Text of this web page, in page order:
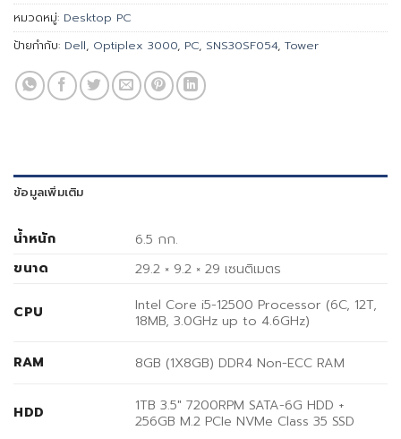
หมวดหมู่: Desktop PC
ป้ายกำกับ: Dell, Optiplex 3000, PC, SNS30SF054, Tower
ข้อมูลเพิ่มเติม
น้ำหนัก
6.5 กก.
ขนาด
29.2 × 9.2 × 29 เซนติเมตร
CPU
Intel Core i5-12500 Processor (6C, 12T,
18MB, 3.0GHz up to 4.6GHz)
RAM 8GB (1X8GB) DDR4 Non-ECC RAM
HDD
1TB 3.5″ 7200RPM SATA-6G HDD +
256GB M.2 PCIe NVMe Class 35 SSD